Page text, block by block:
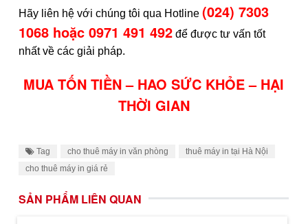
Hãy liên hệ với chúng tôi qua Hotline (024) 7303
1068 hoặc 0971 491 492 để được tư vấn tốt
nhất về các giải pháp.
MUA TỐN TIỀN – HAO SỨC KHỎE – HẠI
THỜI GIAN
Tag cho thuê máy in văn phòng
thuê máy in tại Hà Nội
cho thuê máy in giá rẻ
SẢN PHẨM LIÊN QUAN